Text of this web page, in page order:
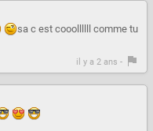
sa c est cooollllll comme tu
il y a 2 ans -